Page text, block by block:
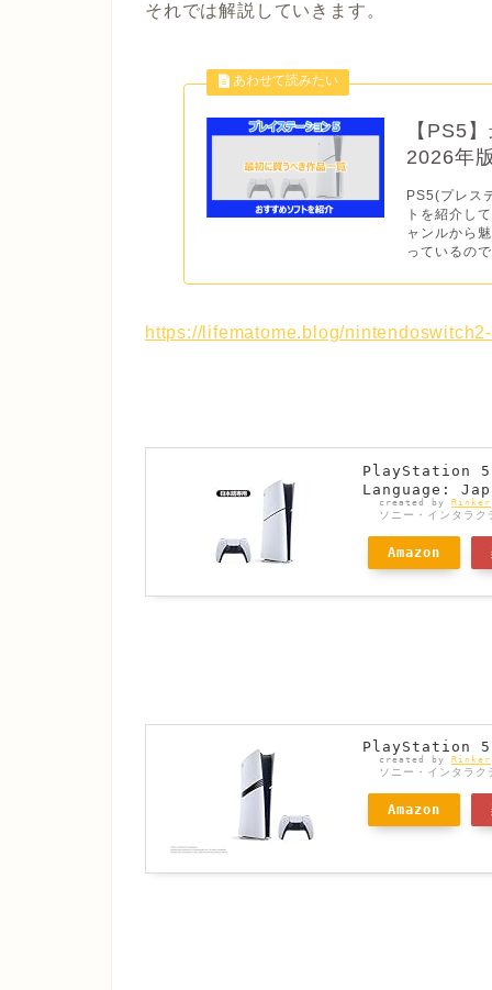
それでは解説していきます。
【PS5
2026年
PS5(プレス
トを紹介し
ャンルから
っているの
https://lifematome.blog/
PlayStation 5
Language:
created by Rinker
ソニー・インタラ
Amazon
PlayStation 5
created by Rinker
ソニー・インタラ
Amazon